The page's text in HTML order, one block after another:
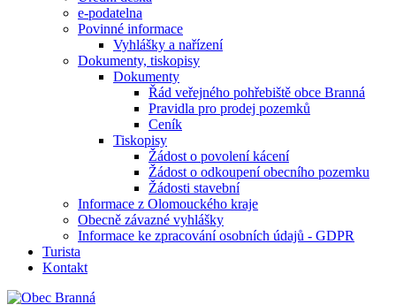
e-podatelna
Povinné informace
Vyhlášky a nařízení
Dokumenty, tiskopisy
Dokumenty
Řád veřejného pohřebiště obce Branná
Pravidla pro prodej pozemků
Ceník
Tiskopisy
Žádost o povolení kácení
Žádost o odkoupení obecního pozemku
Žádosti stavební
Informace z Olomouckého kraje
Obecně závazné vyhlášky
Informace ke zpracování osobních údajů - GDPR
Turista
Kontakt